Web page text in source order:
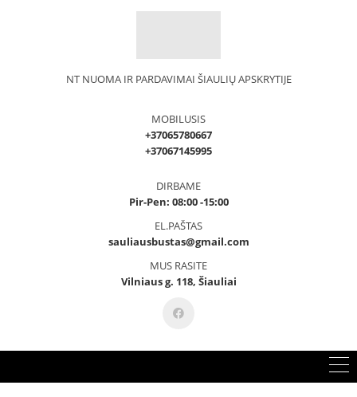
NT NUOMA IR PARDAVIMAI ŠIAULIŲ APSKRYTIJE
MOBILUSIS
+37065780667
+37067145995
DIRBAME
Pir-Pen: 08:00 -15:00
EL.PAŠTAS
sauliausbustas@gmail.com
MUS RASITE
Vilniaus g. 118, Šiauliai